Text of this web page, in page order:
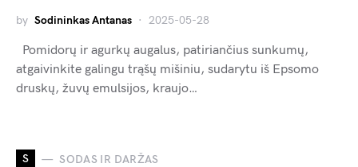
by Sodininkas Antanas 2025-05-28
Pomidorų ir agurkų augalus, patiriančius sunkumų,
atgaivinkite galingu trąšų mišiniu, sudarytu iš Epsomo
druskų, žuvų emulsijos, kraujo…
S SODAS IR DARŽAS